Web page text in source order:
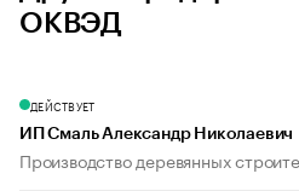
ОКВЭД
ДЕЙСТВУЕТ
ИП Смаль Александр Николаевич
Производство деревянных